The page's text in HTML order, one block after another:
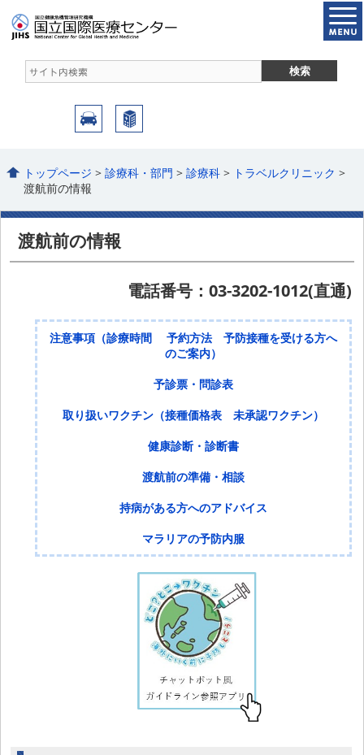
トップページ >診療科・部門 >診療科 > トラベルクリニック >
渡航前の情報
渡航前の情報
電話番号：03-3202-1012(直通)
注意事項（診療時間 予約方法 予防接種を受ける方へ
のご案内）
予診票・問診表
取り扱いワクチン（接種価格表 未承認ワクチン）
健康診断・診断書
渡航前の準備・相談
持病がある方へのアドバイス
マラリアの予防内服